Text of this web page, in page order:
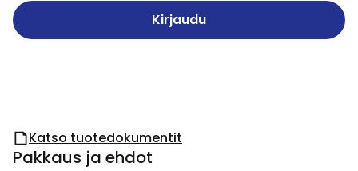
Kirjaudu
Katso tuotedokumentit
Pakkaus ja ehdot